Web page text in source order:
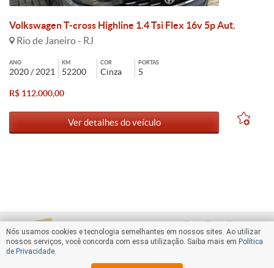
Volkswagen T-cross Highline 1.4 Tsi Flex 16v 5p Aut.
Rio de Janeiro - RJ
ANO
2020 / 2021
KM
52200
COR
Cinza
PORTAS
5
R$ 112.000,00
Ver detalhes do veículo
Nós usamos cookies e tecnologia semelhantes em nossos sites. Ao utilizar
nossos serviços, você concorda com essa utilização. Saiba mais em Política
de Privacidade.